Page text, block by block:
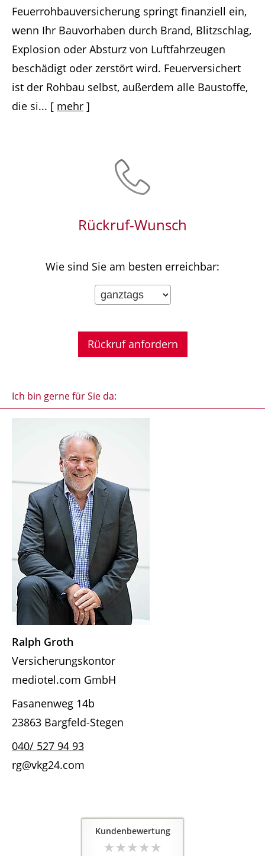
Feuerrohbauversicherung springt finanziell ein,
wenn Ihr Bauvorhaben durch Brand, Blitzschlag,
Explosion oder Absturz von Luftfahrzeugen
beschädigt oder zerstört wird. Feuerversichert
ist der Rohbau selbst, außerdem alle Baustoffe,
die si... [ mehr ]
Rückruf-Wunsch
Wie sind Sie am besten erreichbar:
Ich bin gerne für Sie da:
Ralph Groth
Versicherungskontor
mediotel.com GmbH
Fasanenweg 14b
23863 Bargfeld-Stegen
040/ 527 94 93
rg@vkg24.com
Kundenbewertung